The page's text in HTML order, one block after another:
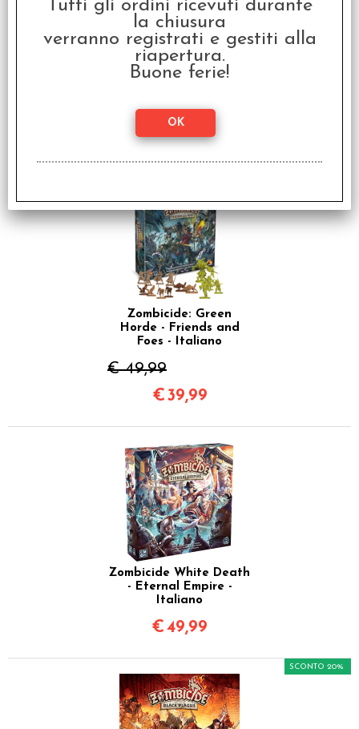
Zombicide White Death
€ 109,99
€87,99
Zombicide: Green
Horde - Friends and
Foes - Italiano
€ 49,99
€39,99
Zombicide White Death
- Eternal Empire -
Italiano
€49,99
SCONTO 20%
Tutti gli ordini ricevuti durante
la chiusura
verranno registrati e gestiti alla
riapertura.
Buone ferie!